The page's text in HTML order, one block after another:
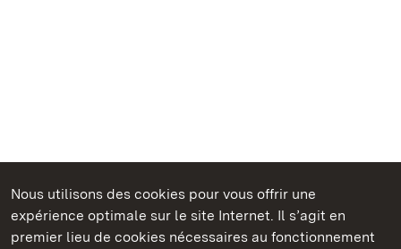
Nous utilisons des cookies pour vous offrir une
expérience optimale sur le site Internet. Il s’agit en
premier lieu de cookies nécessaires au fonctionnement
Châteaux et jardins publics du Bade-Wurtemberg